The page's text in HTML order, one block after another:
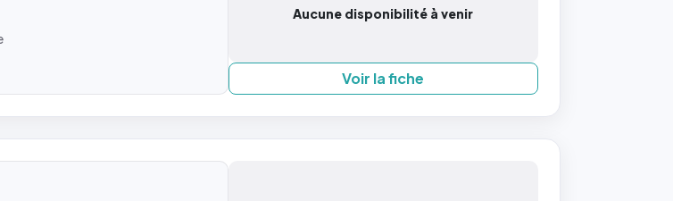
Aucune disponibilité à venir
Voir la fiche